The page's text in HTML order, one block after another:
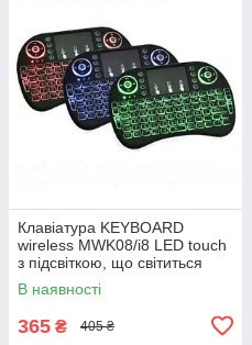
Клавіатура KEYBOARD
wireless MWK08/i8 LED touch
з підсвіткою, що світиться
мініклавіатура
В наявності
365 ₴ 405 ₴